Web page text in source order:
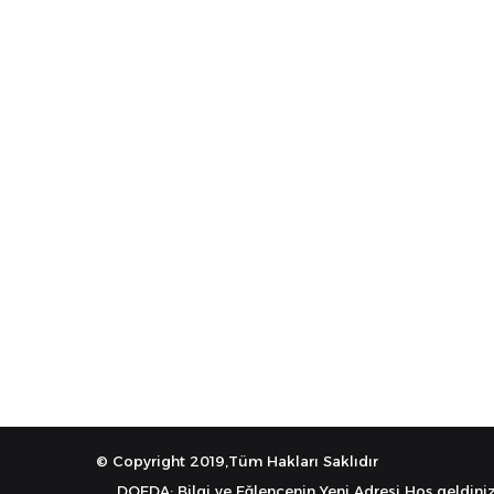
© Copyright 2019,Tüm Hakları Saklıdır